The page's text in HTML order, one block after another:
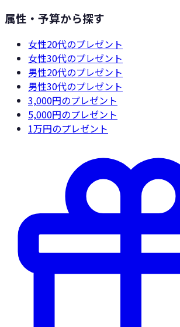
属性・予算から探す
女性20代のプレゼント
女性30代のプレゼント
男性20代のプレゼント
男性30代のプレゼント
3,000円のプレゼント
5,000円のプレゼント
1万円のプレゼント